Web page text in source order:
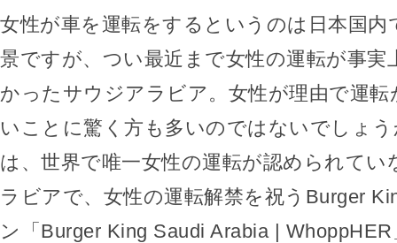
女性が車を運転をするというのは日本国内
景ですが、つい最近まで女性の運転が事実
かったサウジアラビア。女性が理由で運
いことに驚く方も多いのではないでしょ
は、世界で唯一女性の運転が認められて
ラビアで、女性の運転解禁を祝うBurger
ン「Burger King Saudi Arabia |